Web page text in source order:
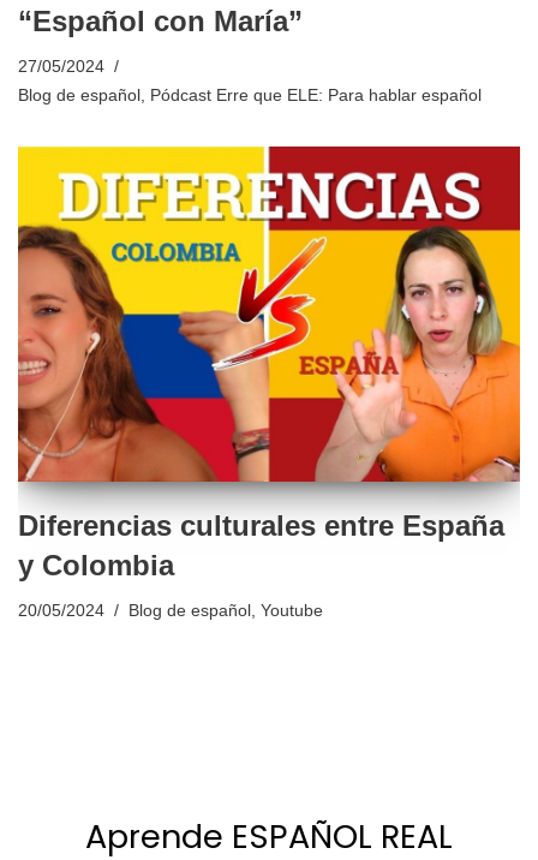
“Español con María”
27/05/2024
Blog de español , Pódcast Erre que ELE: Para hablar español
Diferencias culturales entre España
y Colombia
20/05/2024 Blog de español Youtube
Aprende ESPAÑOL REAL